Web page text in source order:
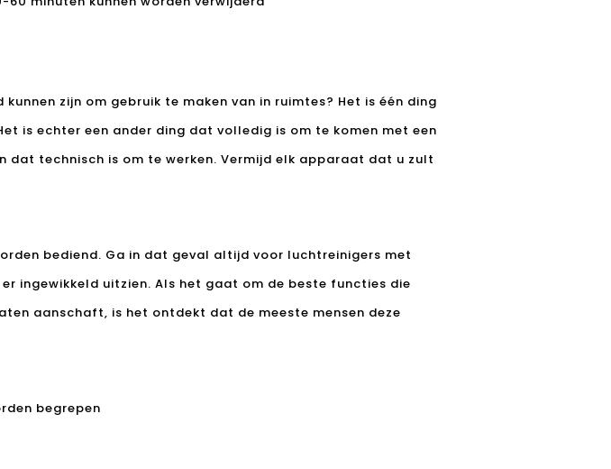
zijn om gebruik te maken van in ruimtes? Het is één ding
is echter een ander ding dat volledig is om te komen met een
technisch is om te werken. Vermijd elk apparaat dat u zult
bediend. Ga in dat geval altijd voor luchtreinigers met
ingewikkeld uitzien. Als het gaat om de beste functies die
aanschaft, is het ontdekt dat de meeste mensen deze
begrepen